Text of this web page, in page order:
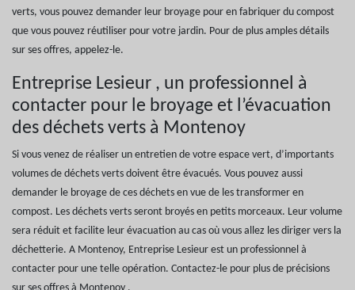
verts, vous pouvez demander leur broyage pour en fabriquer du compost
que vous pouvez réutiliser pour votre jardin. Pour de plus amples détails
sur ses offres, appelez-le.
Entreprise Lesieur , un professionnel à
contacter pour le broyage et l’évacuation
des déchets verts à Montenoy
Si vous venez de réaliser un entretien de votre espace vert, d’importants
volumes de déchets verts doivent être évacués. Vous pouvez aussi
demander le broyage de ces déchets en vue de les transformer en
compost. Les déchets verts seront broyés en petits morceaux. Leur volume
sera réduit et facilite leur évacuation au cas où vous allez les diriger vers la
déchetterie. A Montenoy, Entreprise Lesieur est un professionnel à
contacter pour une telle opération. Contactez-le pour plus de précisions